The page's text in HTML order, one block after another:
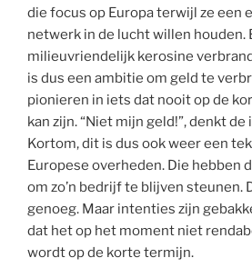
die focus op Europa terwijl ze een
netwerk in de lucht willen houden.
milieuvriendelijk kerosine
is dus een ambitie om geld te
pionieren in iets dat nooit op de
kan zijn. “Niet mijn geld!”, denkt
Kortom, dit is dus ook weer een
Europese overheden. Die hebben
om zo’n bedrijf te blijven steunen.
genoeg. Maar intenties zijn
dat het op het moment niet
wordt op de korte termijn.